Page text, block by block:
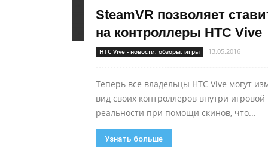
SteamVR позволяет
на контроллеры HTC Vive
HTC Vive - новости, обзоры, игры 13.05.2016
Теперь все владельцы HTC Vive могут
вид своих контроллеров внутри
реальности при помощи скинов, что...
Узнать больше